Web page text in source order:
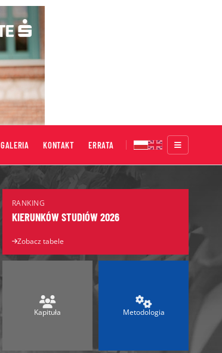
GALERIA KONTAKT ERRATA
Salon Maturzystów
Ranking Szkół Olimpijskich
RANKING
KIERUNKÓW STUDIÓW 2026
Zobacz tabele
Kapituła Metodologia